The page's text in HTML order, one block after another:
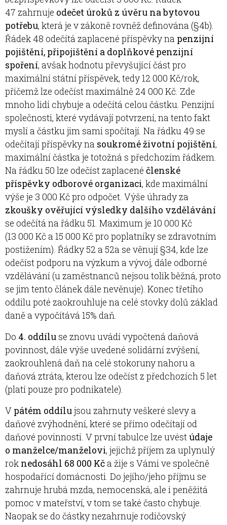
47 zahrnuje odečet úroků z úvěru na bytovou
potřebu, která je v zákoně rovněž definována (§4b).
Řádek 48 odečítá zaplacené příspěvky na penzijní
pojištění, připojištění a doplňkové penzijní
spoření, avšak hodnotu převyšující část pro
maximální státní příspěvek, tedy 12 000 Kč/rok,
přičemž lze odečíst maximálně 24 000 Kč. Zde
mnoho lidí chybuje a odečítá celou částku. Penzijní
společnosti, které vydávají potvrzení, na tento fakt
myslí a částku jim sami spočítají. Na řádku 49 se
odečítají příspěvky na soukromé životní pojištění,
maximální částka je totožná s předchozím řádkem.
Na řádku 50 lze odečíst zaplacené členské
příspěvky odborové organizaci, kde maximální
výše je 3 000 Kč pro odpočet. Výše úhrady za
zkoušky ověřující výsledky dalšího vzdělávání
se odečítá na řádku 51. Maximum je 10 000 Kč
(13 000 Kč a 15 000 Kč pro poplatníky se zdravotním
postižením). Řádky 52 a 52a se věnují §34, kde lze
odečíst podporu na výzkum a vývoj, dále odborné
vzdělávání (u zaměstnanců nejsou tolik běžná, proto
se jim tento článek dále nevěnuje). Konec třetího
oddílu poté zaokrouhluje na celé stovky dolů základ
daně a vypočítává 15% daň.
Do 4. oddíluse znovu uvádí vypočtená daňová
povinnost, dále výše uvedené solidární zvýšení,
zaokrouhlená daň na celé stokoruny nahoru a
daňová ztráta, kterou lze odečíst z předchozích 5 let
(platí pouze pro podnikatele).
V pátém oddílujsou zahrnuty veškeré slevy a
daňové zvýhodnění, které se přímo odečítají od
daňové povinnosti. V první tabulce lze uvést údaje
o manželce/man­želovi, jejichž příjem za uplynulý
rok nedosáhl 68 000 Kča žije s Vámi ve společně
hospodařící domácnosti. Do jejího/jeho příjmu se
zahrnuje hrubá mzda, nemocenská, ale i peněžitá
pomoc v mateřství, v tom se také často chybuje.
Naopak se do částky nezahrnuje rodičovský